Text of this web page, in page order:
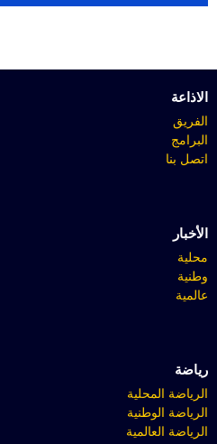
الاذاعة
الفريق
البرامج
اتصل بنا
الأخبار
محلية
وطنية
عالمية
رياضة
الرياضة المحلية
الرياضة الوطنية
الرياضة العالمية